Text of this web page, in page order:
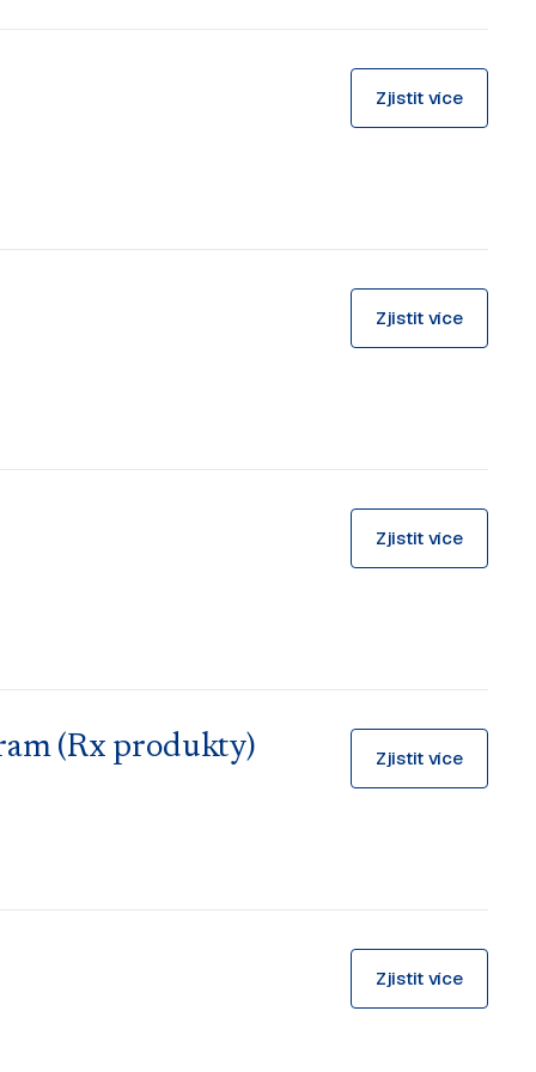
Zjistit více
Zjistit více
Zjistit více
(Rx produkty) Zjistit více
Zjistit více